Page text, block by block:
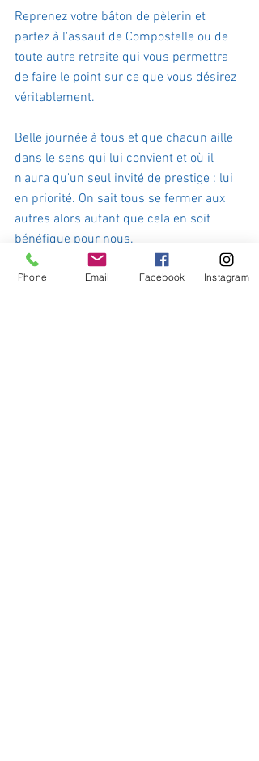
Reprenez votre bâton de pèlerin et
partez à l'assaut de Compostelle ou de
toute autre retraite qui vous permettra
de faire le point sur ce que vous désirez
véritablement.
Belle journée à tous et que chacun aille
dans le sens qui lui convient et où il
n'aura qu'un seul invité de prestige : lui
en priorité. On sait tous se fermer aux
autres alors autant que cela en soit
bénéfique pour nous.
Phone Email Facebook Instagram